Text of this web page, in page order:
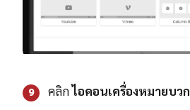
9 คลิกไอคอนเครื่องหมายบวก